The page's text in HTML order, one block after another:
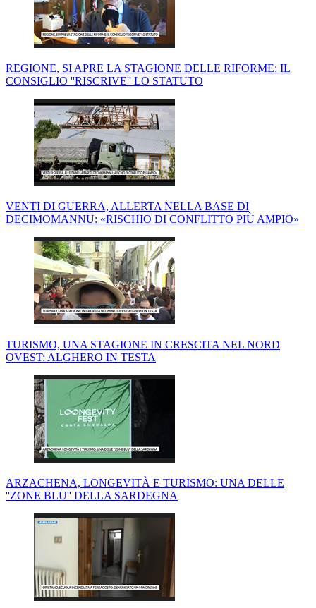
REGIONE, SI APRE LA STAGIONE DELLE RIFORME: IL
CONSIGLIO ''RISCRIVE'' LO STATUTO
VENTI DI GUERRA, ALLERTA NELLA BASE DI
DECIMOMANNU: «RISCHIO DI CONFLITTO PIÙ AMPIO»
TURISMO, UNA STAGIONE IN CRESCITA NEL NORD
OVEST: ALGHERO IN TESTA
ARZACHENA, LONGEVITÀ E TURISMO: UNA DELLE
''ZONE BLU'' DELLA SARDEGNA